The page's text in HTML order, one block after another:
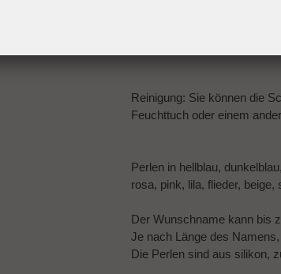
Bitte beachten Sie die
Reinigung: Sie können die
Feuchttuch oder einem
Perlen in hellblau,
rosa, pink, lila, flieder,
Der Wunschname kann bis
Je nach Länge des
Die Perlen sind aus silikon,